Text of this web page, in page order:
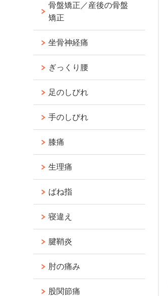
骨盤矯正／産後の骨盤
矯正
坐骨神経痛
ぎっくり腰
足のしびれ
手のしびれ
膝痛
生理痛
ばね指
寝違え
腱鞘炎
肘の痛み
股関節痛